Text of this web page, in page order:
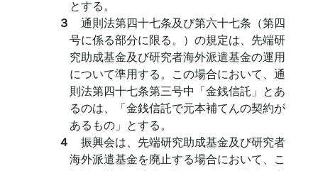
とする。
３ 通則法第四十七条及び第六十七条（第四
号に係る部分に限る。）の規定は、先端研
究助成基金及び研究者海外派遣基金の運用
について準用する。この場合において、通
則法第四十七条第三号中「金銭信託」とあ
るのは、「金銭信託で元本補てんの契約が
あるもの」とする。
４ 振興会は、先端研究助成基金及び研究者
海外派遣基金を廃止する場合において、こ